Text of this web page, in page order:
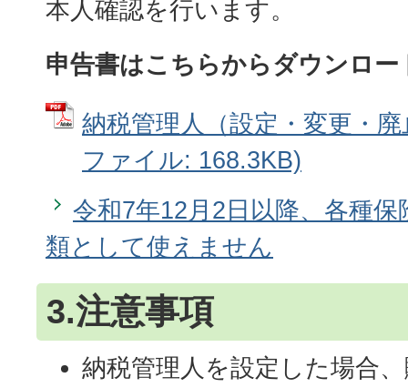
本人確認を行います。
申告書はこちらからダウンロ
納税管理人（設定・変更・
ファイル: 168.3KB)
令和7年12月2日以降、各種
類として使えません
3.注意事項
納税管理人を設定した場合